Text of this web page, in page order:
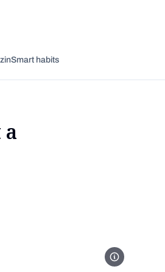
Smart habits
kriptovaluta-